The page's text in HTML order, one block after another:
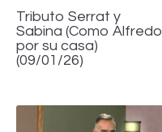
Tributo Serrat y
Sabina (Como Alfredo
por su casa)
(09/01/26)